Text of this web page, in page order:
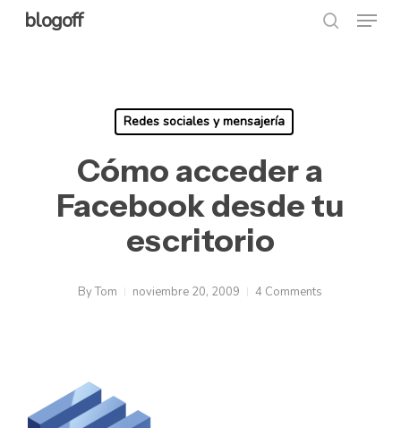
Skipblogoff Menu
Redes sociales y mensajería
Cómo acceder a
Facebook desde tu
escritorio
ByTom noviembre 20, 2009 4 Comments